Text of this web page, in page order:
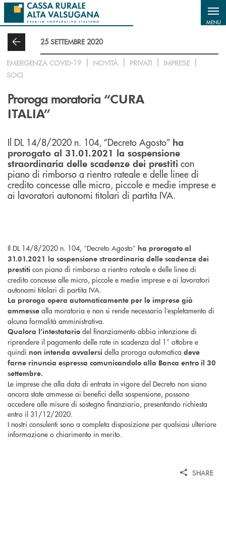
Salta al contenuto principale
MENU
25 SETTEMBRE 2020
EMERGENZA COVID-19 NOVITÀ PRIVATI
IMPRESE
SOCI
Proroga moratoria “CURA
ITALIA”
Il DL 14/8/2020 n. 104, “Decreto Agosto” ha
prorogato al 31.01.2021 la sospensione
straordinaria delle scadenze dei prestiti con
piano di rimborso a rientro rateale e delle linee di
credito concesse alle micro, piccole e medie imprese e
ai lavoratori autonomi titolari di partita IVA.
Il DL 14/8/2020 n. 104, “Decreto Agosto” ha prorogato al
31.01.2021 la sospensione straordinaria delle scadenze dei
prestiti con piano di rimborso a rientro rateale e delle linee di
credito concesse alle micro, piccole e medie imprese e ai lavoratori
autonomi titolari di partita IVA.
La proroga opera automaticamente per le imprese già
ammesse alla moratoria e non si rende necessario l’espletamento di
alcuna formalità amministrativa.
Qualora l’intestatario del finanziamento abbia intenzione di
riprendere il pagamento delle rate in scadenza dal 1° ottobre e
quindi non intenda avvalersi della proroga automatica deve
farne rinuncia espressa comunicandolo alla Banca entro il 30
settembre.
Le imprese che alla data di entrata in vigore del Decreto non siano
ancora state ammesse ai benefici della sospensione, possono
accedere alle misure di sostegno finanziario, presentando richiesta
entro il 31/12/2020.
I nostri consulenti sono a completa disposizione per qualsiasi ulteriore
informazione o chiarimento in merito.
SHARE